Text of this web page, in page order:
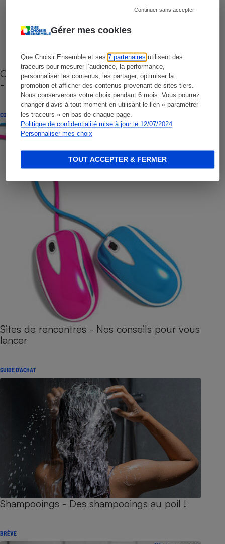
Gérer mes cookies
Que Choisir Ensemble et ses7 partenaires utilisent des
traceurs pour mesurer l’audience, la performance,
personnaliser les contenus, les partager, optimiser la
promotion et afficher des contenus provenant de sites tiers.
Nous conserverons votre choix pendant 6 mois. Vous pourrez
changer d’avis à tout moment en utilisant le lien « paramétrer
les traceurs » en bas de chaque page.
Politique de confidentialité mise à jour le 12/07/2024
Personnaliser mes choix
Continuer sans accepter
TOUT ACCEPTER & FERMER
Cafetière à capsules zéro déchet CoffeeB (vidéo)
- Premières impressions
CONSEILS
Sites de rencontres - Nos conseils pour vous
lancer
GUIDE D'ACHAT
Shampooings - Des shampooings au poil !
BRÈVE